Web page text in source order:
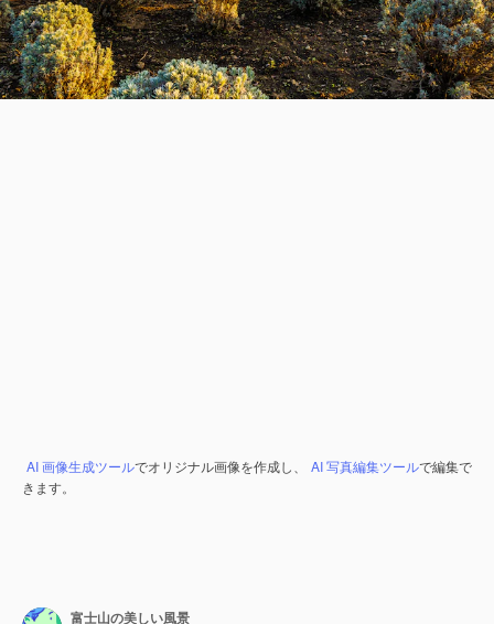
AI 画像生成ツールでオリジナル画像を作成し、 AI 写真編集ツールで編集で
きます。
富士山の美しい風景